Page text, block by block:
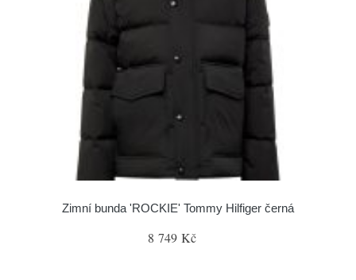
Zimní bunda 'ROCKIE' Tommy Hilfiger černá
8 749 Kč